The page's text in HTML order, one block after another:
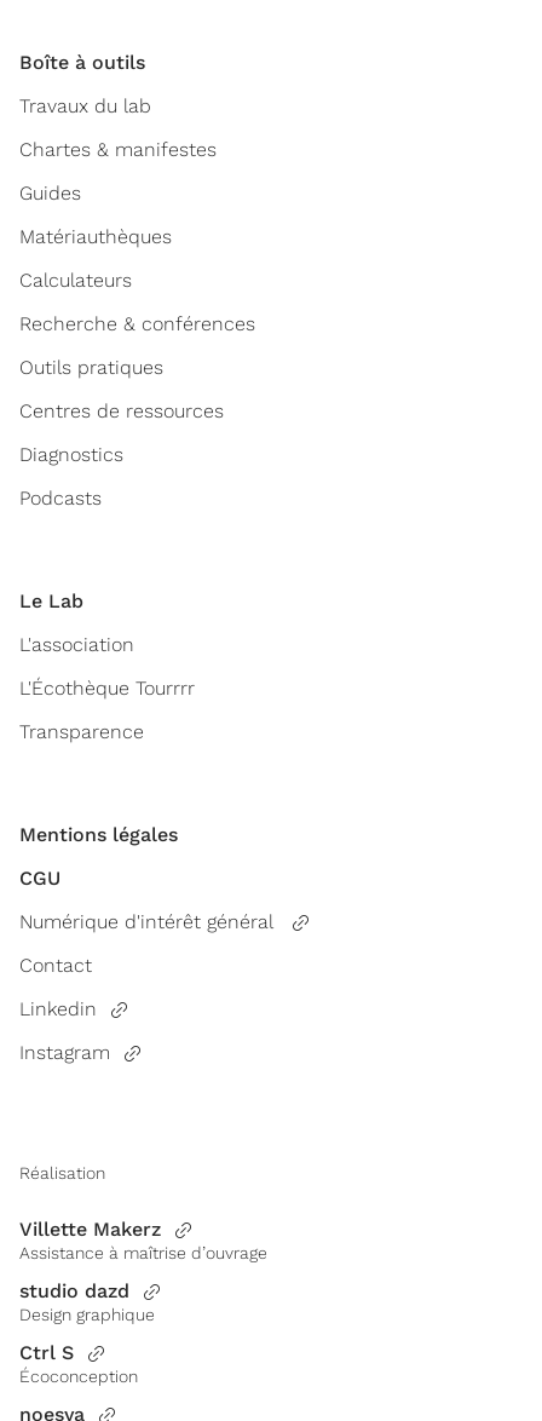
Boîte à outils
Travaux du lab
Chartes & manifestes
Guides
Matériauthèques
Calculateurs
Recherche & conférences
Outils pratiques
Centres de ressources
Diagnostics
Podcasts
Le Lab
L'association
L'Écothèque Tourrrr
Transparence
Mentions légales
CGU
Numérique d'intérêt général
Contact
Linkedin
Instagram
Réalisation
Villette Makerz
Assistance à maîtrise d’ouvrage
studio dazd
Design graphique
Ctrl S
Écoconception
noesya